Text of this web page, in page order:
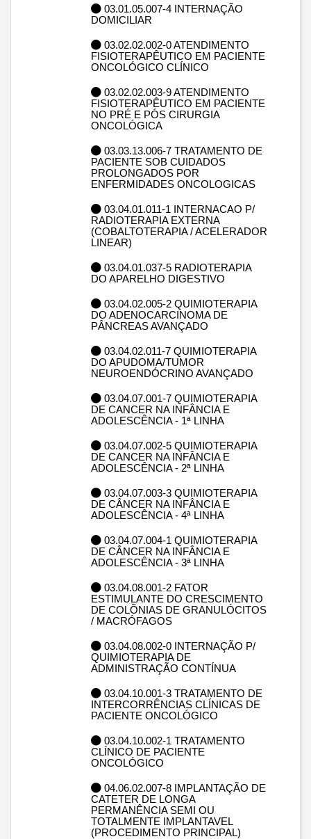
03.01.05.007-4 INTERNAÇÃO
DOMICILIAR
03.02.02.002-0 ATENDIMENTO
FISIOTERAPÊUTICO EM PACIENTE
ONCOLÓGICO CLÍNICO
03.02.02.003-9 ATENDIMENTO
FISIOTERAPÊUTICO EM PACIENTE
NO PRÉ E PÓS CIRURGIA
ONCOLÓGICA
03.03.13.006-7 TRATAMENTO DE
PACIENTE SOB CUIDADOS
PROLONGADOS POR
ENFERMIDADES ONCOLOGICAS
03.04.01.011-1 INTERNACAO P/
RADIOTERAPIA EXTERNA
(COBALTOTERAPIA / ACELERADOR
LINEAR)
03.04.01.037-5 RADIOTERAPIA
DO APARELHO DIGESTIVO
03.04.02.005-2 QUIMIOTERAPIA
DO ADENOCARCINOMA DE
PÂNCREAS AVANÇADO
03.04.02.011-7 QUIMIOTERAPIA
DO APUDOMA/TUMOR
NEUROENDÓCRINO AVANÇADO
03.04.07.001-7 QUIMIOTERAPIA
DE CANCER NA INFÂNCIA E
ADOLESCÊNCIA - 1ª LINHA
03.04.07.002-5 QUIMIOTERAPIA
DE CANCER NA INFÂNCIA E
ADOLESCÊNCIA - 2ª LINHA
03.04.07.003-3 QUIMIOTERAPIA
DE CÂNCER NA INFÂNCIA E
ADOLESCÊNCIA - 4ª LINHA
03.04.07.004-1 QUIMIOTERAPIA
DE CÂNCER NA INFÂNCIA E
ADOLESCÊNCIA - 3ª LINHA
03.04.08.001-2 FATOR
ESTIMULANTE DO CRESCIMENTO
DE COLÕNIAS DE GRANULÓCITOS
/ MACRÓFAGOS
03.04.08.002-0 INTERNAÇÃO P/
QUIMIOTERAPIA DE
ADMINISTRAÇÃO CONTÍNUA
03.04.10.001-3 TRATAMENTO DE
INTERCORRÊNCIAS CLÍNICAS DE
PACIENTE ONCOLÓGICO
03.04.10.002-1 TRATAMENTO
CLÍNICO DE PACIENTE
ONCOLÓGICO
04.06.02.007-8 IMPLANTAÇÃO DE
CATETER DE LONGA
PERMANÊNCIA SEMI OU
TOTALMENTE IMPLANTAVEL
(PROCEDIMENTO PRINCIPAL)